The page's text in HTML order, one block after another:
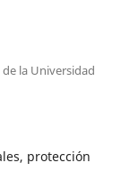
la Universidad
protección